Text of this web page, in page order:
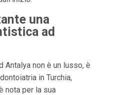
una
ad
Antalya non è un lusso, è
in Turchia,
nota per la sua